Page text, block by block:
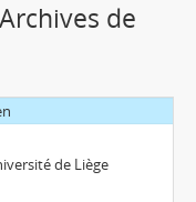
de
de Liège